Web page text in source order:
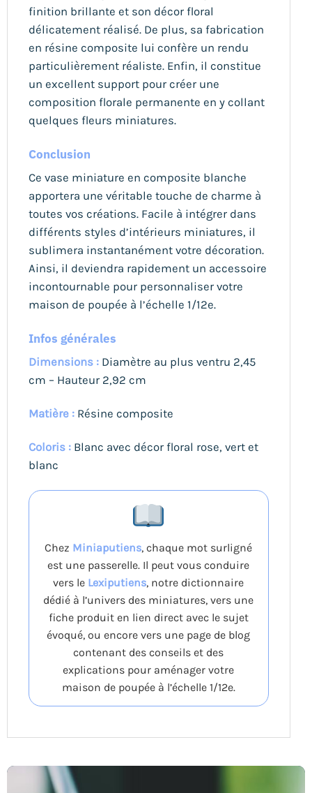
finition brillante et son décor floral
délicatement réalisé. De plus, sa fabrication
en résine composite lui confère un rendu
particulièrement réaliste. Enfin, il constitue
un excellent support pour créer une
composition florale permanente en y collant
quelques fleurs miniatures.
Conclusion
Ce vase miniature en composite blanche
apportera une véritable touche de charme à
toutes vos créations. Facile à intégrer dans
différents styles d’intérieurs miniatures, il
sublimera instantanément votre décoration.
Ainsi, il deviendra rapidement un accessoire
incontournable pour personnaliser votre
maison de poupée à l’échelle 1/12e.
Infos générales
Dimensions :Diamètre au plus ventru 2,45
cm – Hauteur 2,92 cm
Matière :Résine composite
Coloris :Blanc avec décor floral rose, vert et
blanc
Chez Miniaputiens, chaque mot surligné
est une passerelle. Il peut vous conduire
vers le Lexiputiens, notre dictionnaire
dédié à l’univers des miniatures, vers une
fiche produit en lien direct avec le sujet
évoqué, ou encore vers une page de blog
contenant des conseils et des
explications pour aménager votre
maison de poupée à l’échelle 1/12e.